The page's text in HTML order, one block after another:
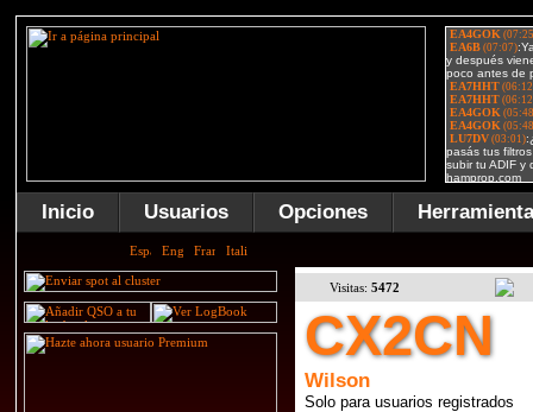
Inicio Usuarios Opciones
Visitas: 5472
CX2CN
Wilson
Solo para usuarios registrados